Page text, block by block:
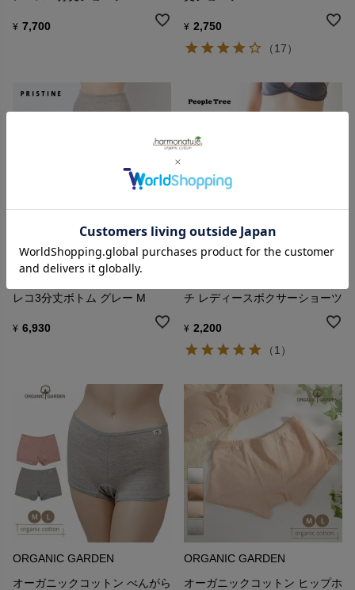
¥ 7,700 ¥ 2,750
（17）
PRISTINE
レコ3分丈ボトム グレー M
¥ 6,930
PeopleTree
チ レディースボクサーショーツ
¥ 2,200
（1）
ORGANIC GARDEN
オーガニックコットン べんがら
ORGANIC GARDEN
オーガニックコットン ヒップホ